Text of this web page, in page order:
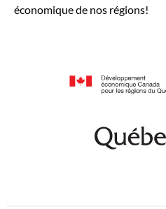
économique de nos régions!